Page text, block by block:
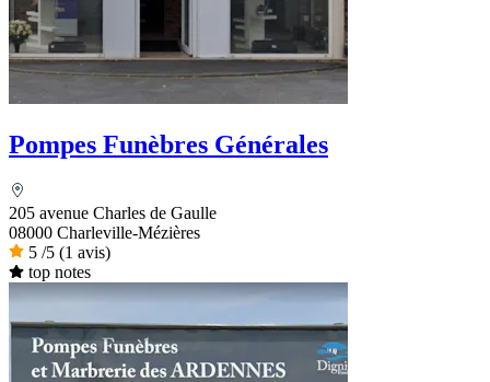
Pompes Funèbres Générales
205 avenue Charles de Gaulle
08000 Charleville-Mézières
5 /5 (1 avis)
top notes